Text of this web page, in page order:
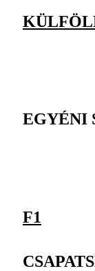
EGYÉNI
F1